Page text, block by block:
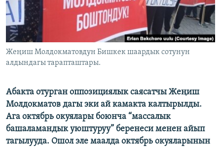
ЭЕ/АРнун бардык сайттары
Жеңиш Молдокматовдун Бишкек шаардык сотунун
алдындагы тарапташтары.
Абакта отурган оппозициялык саясатчы Жеңиш
Молдокматов дагы эки ай камакта калтырылды.
Ага октябрь окуялары боюнча “массалык
башаламандык уюштуруу” беренеси менен айып
тагылууда. Ошол эле маалда октябрь окуяларынын